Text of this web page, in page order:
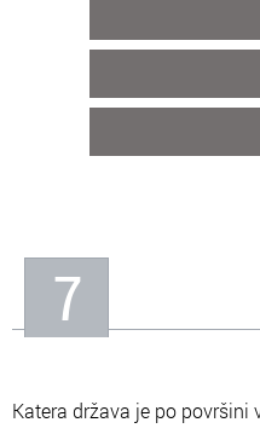
7
Katera država je po površini